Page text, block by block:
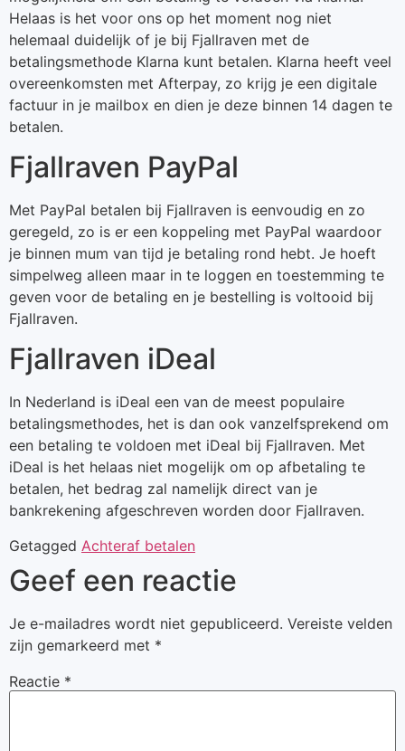
Helaas is het voor ons op het moment nog niet
helemaal duidelijk of je bij Fjallraven met de
betalingsmethode Klarna kunt betalen. Klarna heeft veel
overeenkomsten met Afterpay, zo krijg je een digitale
factuur in je mailbox en dien je deze binnen 14 dagen te
betalen.
Fjallraven PayPal
Met PayPal betalen bij Fjallraven is eenvoudig en zo
geregeld, zo is er een koppeling met PayPal waardoor
je binnen mum van tijd je betaling rond hebt. Je hoeft
simpelweg alleen maar in te loggen en toestemming te
geven voor de betaling en je bestelling is voltooid bij
Fjallraven.
Fjallraven iDeal
In Nederland is iDeal een van de meest populaire
betalingsmethodes, het is dan ook vanzelfsprekend om
een betaling te voldoen met iDeal bij Fjallraven. Met
iDeal is het helaas niet mogelijk om op afbetaling te
betalen, het bedrag zal namelijk direct van je
bankrekening afgeschreven worden door Fjallraven.
Getagged Achteraf betalen
Geef een reactie
Je e-mailadres wordt niet gepubliceerd. Vereiste velden
zijn gemarkeerd met *
Reactie *